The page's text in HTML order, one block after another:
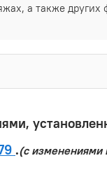
а также
.(с изменениями